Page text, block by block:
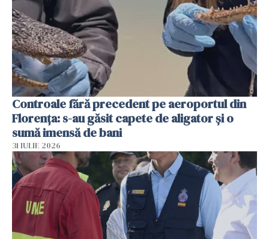
Controale fără precedent pe aeroportul din
Florența: s-au găsit capete de aligator și o
sumă imensă de bani
31 IULIE 2026